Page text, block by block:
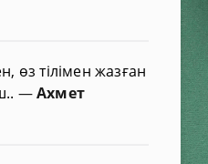
өз тілімен жазған
—Ахмет